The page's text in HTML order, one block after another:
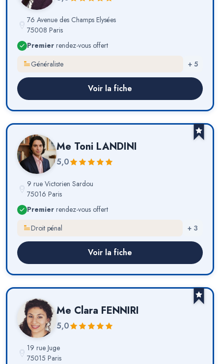
76 Avenue des Champs Elysées
75008 Paris
Premier rendez-vous offert
Généraliste
+ 5
Voir la fiche
Me Toni LANDINI
5,0
9 rue Victorien Sardou
75016 Paris
Premier rendez-vous offert
Droit pénal
+ 3
Voir la fiche
Me Clara FENNIRI
5,0
19 rue Juge
75015 Paris